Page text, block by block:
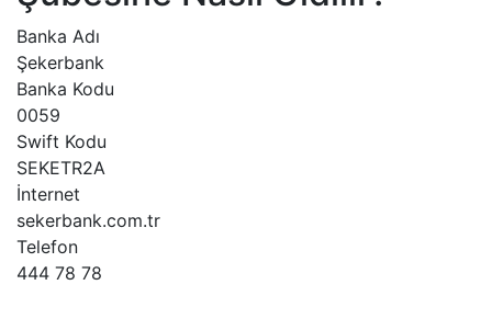
Banka Adı
Şekerbank
Banka Kodu
0059
Swift Kodu
SEKETR2A
İnternet
sekerbank.com.tr
Telefon
444 78 78